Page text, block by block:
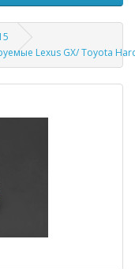
Lexus GX/ Toyota